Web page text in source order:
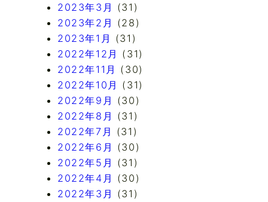
2023年3月 (31)
2023年2月 (28)
2023年1月 (31)
2022年12月 (31)
2022年11月 (30)
2022年10月 (31)
2022年9月 (30)
2022年8月 (31)
2022年7月 (31)
2022年6月 (30)
2022年5月 (31)
2022年4月 (30)
2022年3月 (31)